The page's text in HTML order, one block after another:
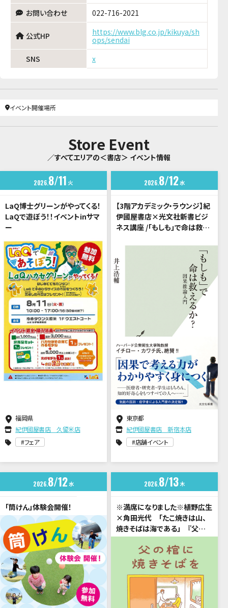
お問い合わせ 022-716-2021
公式HP
https://www.blg.co.jp/kikuya/sh
ops/sendai
SNS
x
イベント開催場所
Store Event
／すべてエリアの＜書店＞ イベント情報
2026 8 11 火
LaQ博士グリーンがやってくる！
LaQで遊ぼう！！イベントinサマ
ー
福岡県
紀伊國屋書店 久留米店
フェア
2026 8 12水
【3階アカデミック・ラウンジ】紀
伊國屋書店×光文社新書ビジ
ネス講座 /「もしも」で命は救え
東京都
紀伊國屋書店 新宿本店
店舗イベント
20268 12水
「筒けん」体験会開催！
2026 8 13 木
※満席になりました※植野広生
×角田光代 「たこ焼きは山、
焼きそばは海である」 『父の
棺に焼きそばを』刊行記念トー
クイベント